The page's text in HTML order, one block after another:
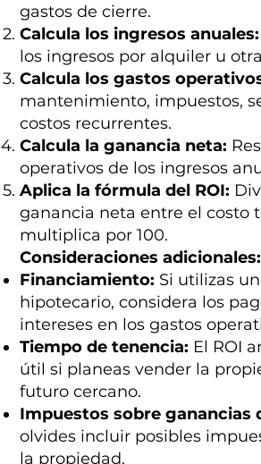
gastos de cierre.
Calcula los ingresos anuales:
los ingresos por alquiler u
Calcula los gastos
mantenimiento, impuestos,
costos recurrentes.
Calcula la ganancia neta:
operativos de los ingresos
Aplica la fórmula del ROI:
ganancia neta entre el costo
multiplica por 100.
Consideraciones adicionales:
Financiamiento: Si utilizas
hipotecario, considera los
intereses en los gastos
Tiempo de tenencia: El ROI
útil si planeas vender la
futuro cercano.
Impuestos sobre ganancias
olvides incluir posibles
la propiedad.